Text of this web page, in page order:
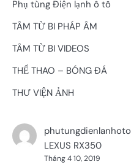
Phụ tùng Điện lạnh ô tô
TÂM TỪ BI PHÁP ÂM
TÂM TỪ BI VIDEOS
THỂ THAO – BÓNG ĐÁ
THƯ VIỆN ẢNH
phutungdienlanhoto
LEXUS RX350
Tháng 4 10, 2019